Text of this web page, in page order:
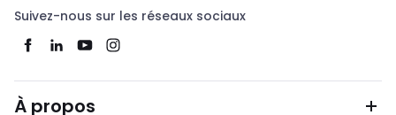
Suivez-nous sur les réseaux sociaux
À propos